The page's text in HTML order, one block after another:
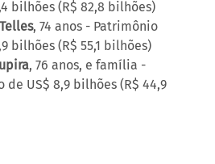
bilhões (R$ 82,8 bilhões)
, 74 anos - Patrimônio
bilhões (R$ 55,1 bilhões)
, 76 anos, e família -
US$ 8,9 bilhões (R$ 44,9